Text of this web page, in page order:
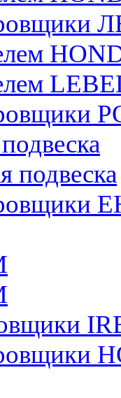
подвеска